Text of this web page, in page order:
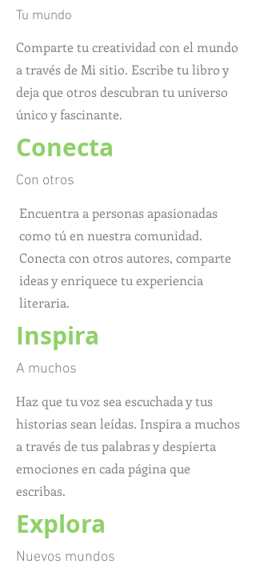
Tu mundo
Comparte tu creatividad con el mundo
a través de Mi sitio. Escribe tu libro y
deja que otros descubran tu universo
único y fascinante.
Conecta
Con otros
Encuentra a personas apasionadas
como tú en nuestra comunidad.
Conecta con otros autores, comparte
ideas y enriquece tu experiencia
literaria.
Inspira
A muchos
Haz que tu voz sea escuchada y tus
historias sean leídas. Inspira a muchos
a través de tus palabras y despierta
emociones en cada página que
escribas.
Explora
Nuevos mundos